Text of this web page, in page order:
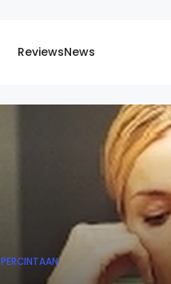
ReviewsNews
PERCINTAAN